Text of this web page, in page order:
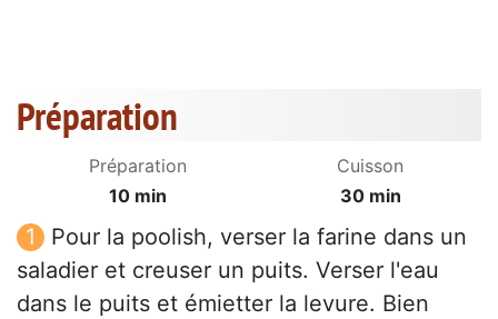
Préparation
Préparation
10 min
Cuisson
30 min
Pour la poolish, verser la farine dans un
saladier et creuser un puits. Verser l'eau
dans le puits et émietter la levure. Bien